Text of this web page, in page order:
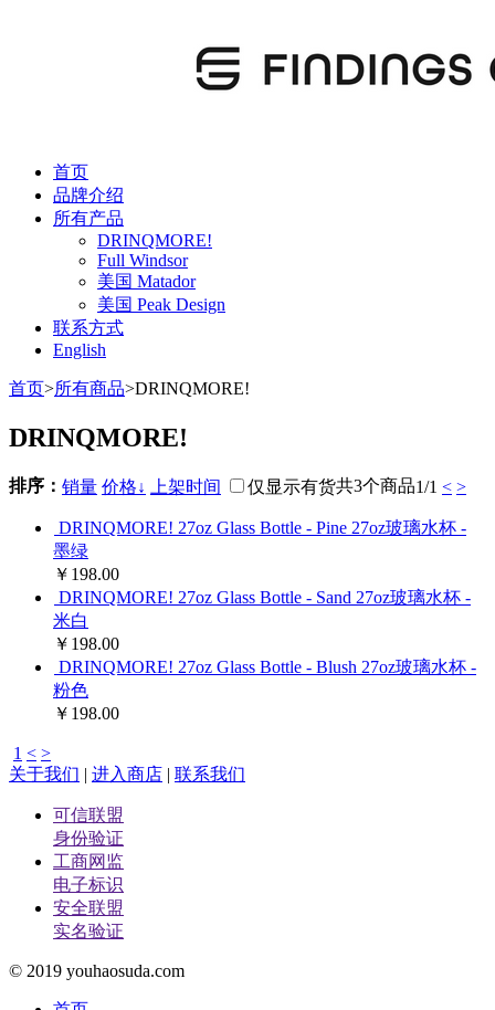
首页
品牌介绍
所有产品
DRINQMORE!
Full Windsor
美国 Matador
美国 Peak Design
联系方式
English
首页>所有商品>DRINQMORE!
DRINQMORE!
排序： 销量 价格↓ 上架时间 仅显示有货共3个商品1/1 < >
DRINQMORE! 27oz Glass Bottle - Pine 27oz玻璃水杯 -
墨绿
￥198.00
DRINQMORE! 27oz Glass Bottle - Sand 27oz玻璃水杯 -
米白
￥198.00
DRINQMORE! 27oz Glass Bottle - Blush 27oz玻璃水杯 -
粉色
￥198.00
1 < >
关于我们 | 进入商店 | 联系我们
可信联盟
身份验证
工商网监
电子标识
安全联盟
实名验证
© 2019 youhaosuda.com